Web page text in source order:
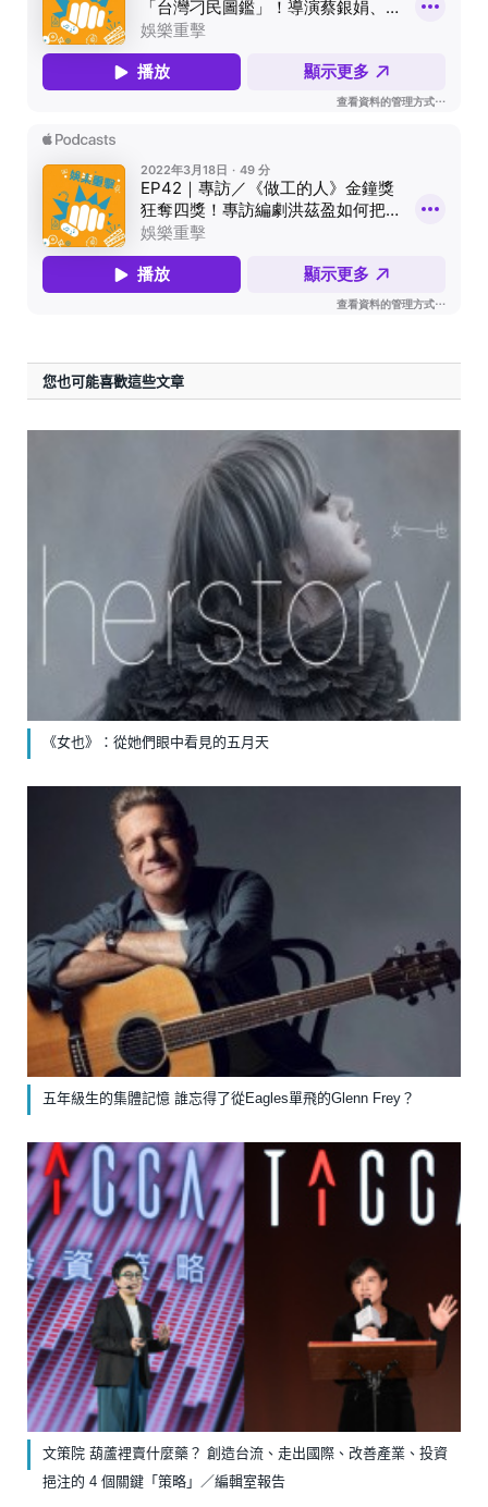
您也可能喜歡這些文章
《女也》：從她們眼中看見的五月天
五年級生的集體記憶 誰忘得了從Eagles單飛的Glenn Frey？
文策院 葫蘆裡賣什麼藥？ 創造台流、走出國際、改善產業、投資
挹注的 4 個關鍵「策略」／編輯室報告